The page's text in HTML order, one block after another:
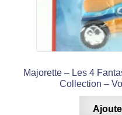
Majorette – Les 4
Collection –